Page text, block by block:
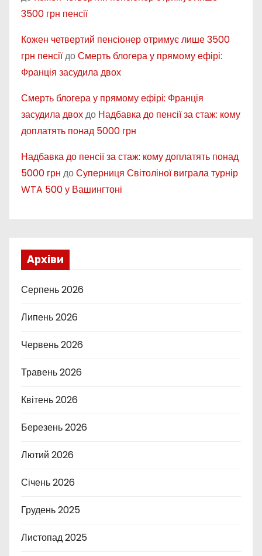
3500 грн пенсії
Кожен четвертий пенсіонер отримує лише 3500
грн пенсіїдоСмерть блогера у прямому ефірі:
Франція засудила двох
Смерть блогера у прямому ефірі: Франція
засудила двохдо Надбавка до пенсії за стаж: кому
доплатять понад 5000 грн
Надбавка до пенсії за стаж: кому доплатять понад
5000 грн доСуперниця Світоліної виграла турнір
WTA 500 у Вашингтоні
Архіви
Серпень 2026
Липень 2026
Червень 2026
Травень 2026
Квітень 2026
Березень 2026
Лютий 2026
Січень 2026
Грудень 2025
Листопад 2025